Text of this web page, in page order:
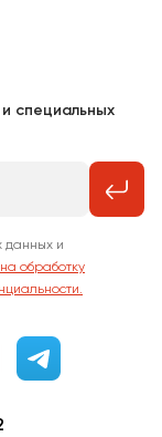
специальных
данных и
обработку